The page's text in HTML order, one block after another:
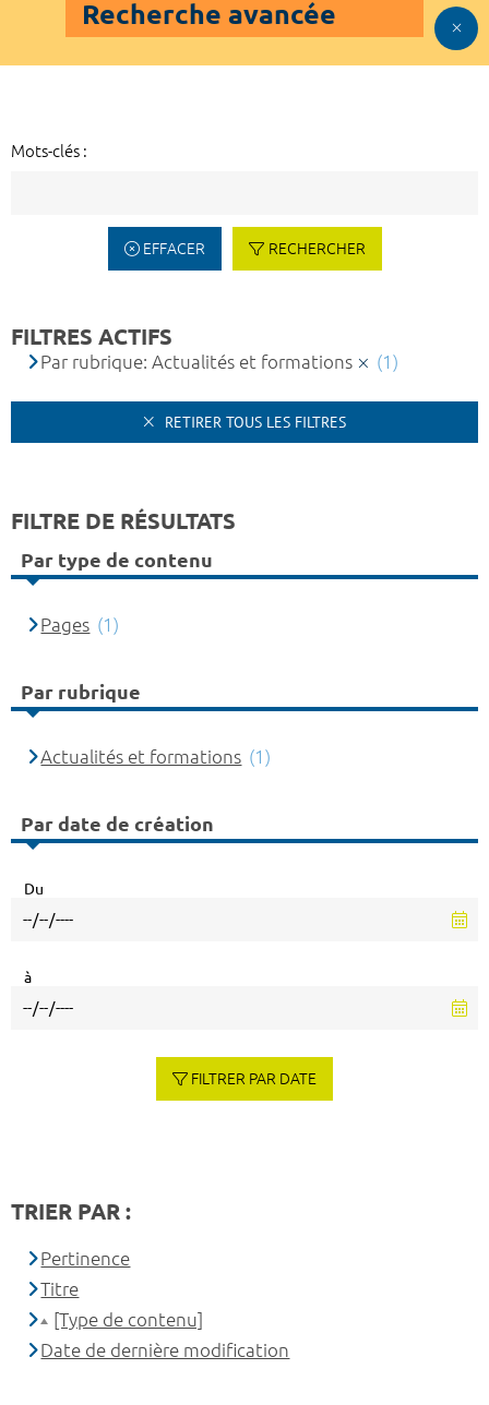
Recherche avancée
Mots-clés :
EFFACER RECHERCHER
FILTRES ACTIFS
Par rubrique: Actualités et formations (1)
RETIRER TOUS LES FILTRES
FILTRE DE RÉSULTATS
Par type de contenu
Pages (1)
Par rubrique
Actualités et formations (1)
Par date de création
Du
à
FILTRER PAR DATE
TRIER PAR :
Pertinence
Titre
[Type de contenu]
Date de dernière modification